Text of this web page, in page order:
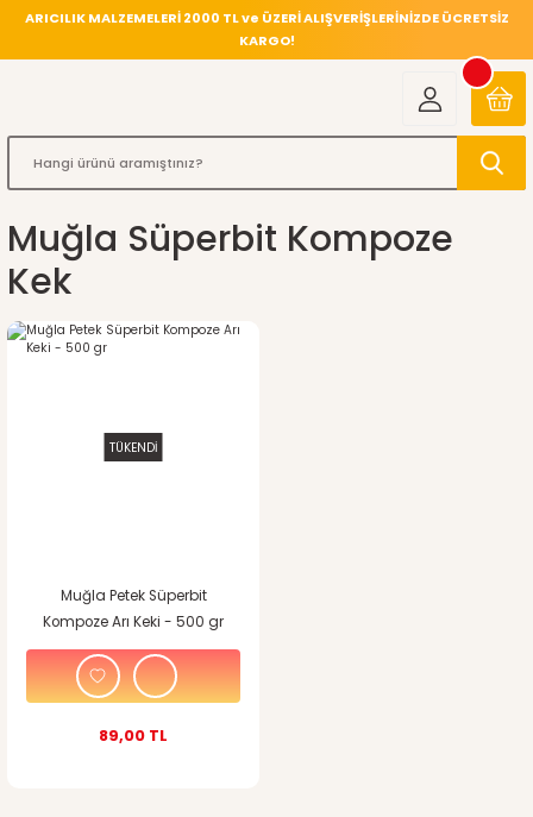
ARICILIK MALZEMELERİ 2000 TL ve ÜZERİ ALIŞVERİŞLERİNİZDE ÜCRETSİZ
KARGO!
Muğla Süperbit Kompoze
Kek
TÜKENDİ
Muğla Petek Süperbit
Kompoze Arı Keki - 500 gr
89,00 TL